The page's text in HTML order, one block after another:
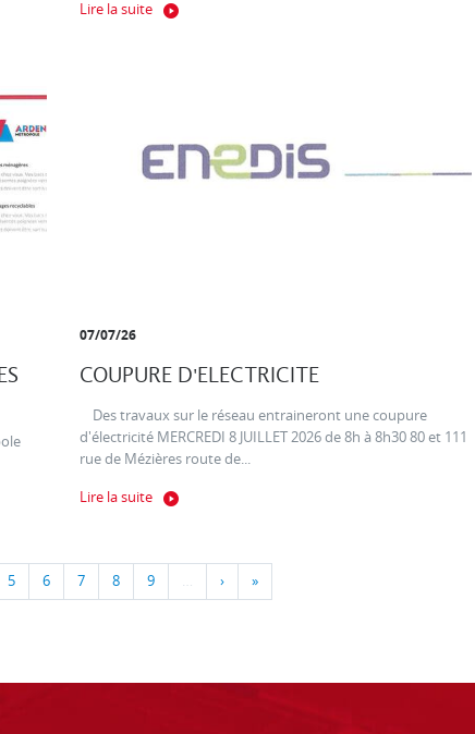
Lire la suite
07/07/26
COUPURE D'ELECTRICITE
Des travaux sur le réseau entraineront une coupure
d'électricité MERCREDI 8 JUILLET 2026 de 8h à 8h30 80 et 111
rue de Mézières route de...
Lire la suite
5 6 7 8 9 … › »